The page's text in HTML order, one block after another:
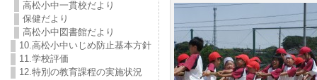
高松小中一貫校だより
保健だより
高松小中図書館だより
10.高松小中いじめ防止基本方針
11.学校評価
12.特別の教育課程の実施状況